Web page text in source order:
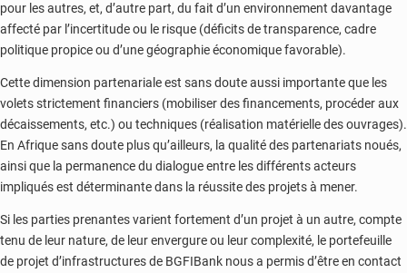
pour les autres, et, d’autre part, du fait d’un environnement davantage
affecté par l’incertitude ou le risque (déficits de transparence, cadre
politique propice ou d’une géographie économique favorable).
Cette dimension partenariale est sans doute aussi importante que les
volets strictement financiers (mobiliser des financements, procéder aux
décaissements, etc.) ou techniques (réalisation matérielle des ouvrages).
En Afrique sans doute plus qu’ailleurs, la qualité des partenariats noués,
ainsi que la permanence du dialogue entre les différents acteurs
impliqués est déterminante dans la réussite des projets à mener.
Si les parties prenantes varient fortement d’un projet à un autre, compte
tenu de leur nature, de leur envergure ou leur complexité, le portefeuille
de projet d’infrastructures de BGFIBank nous a permis d’être en contact